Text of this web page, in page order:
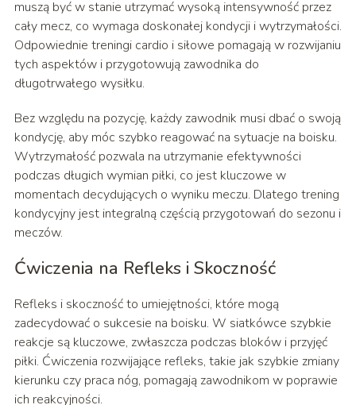
muszą być w stanie utrzymać wysoką intensywność przez
cały mecz, co wymaga doskonałej kondycji i wytrzymałości.
Odpowiednie treningi cardio i siłowe pomagają w rozwijaniu
tych aspektów i przygotowują zawodnika do
długotrwałego wysiłku.
Bez względu na pozycję, każdy zawodnik musi dbać o swoją
kondycję, aby móc szybko reagować na sytuacje na boisku.
Wytrzymałość pozwala na utrzymanie efektywności
podczas długich wymian piłki, co jest kluczowe w
momentach decydujących o wyniku meczu. Dlatego trening
kondycyjny jest integralną częścią przygotowań do sezonu i
meczów.
Ćwiczenia na Refleks i Skoczność
Refleks i skoczność to umiejętności, które mogą
zadecydować o sukcesie na boisku. W siatkówce szybkie
reakcje są kluczowe, zwłaszcza podczas bloków i przyjęć
piłki. Ćwiczenia rozwijające refleks, takie jak szybkie zmiany
kierunku czy praca nóg, pomagają zawodnikom w poprawie
ich reakcyjności.